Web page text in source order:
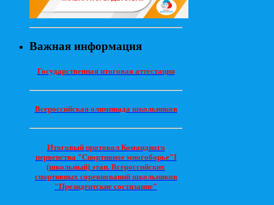
Важная информация
Государственная итоговая аттестация
Всероссийская олимпиада школьников
Итоговый протокол Командного
первенства "Спортивное многоборье"I
(школьный) этап. Всероссийских
спортивных соревнований школьников
"Президентские состязание"